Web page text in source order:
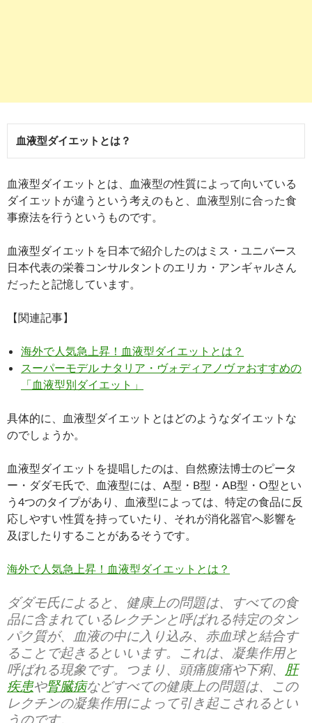
血液型ダイエットとは？
血液型ダイエットとは、血液型の性質によって向いている
ダイエットが違うという考えのもと、血液型別に合った食
事療法を行うというものです。
血液型ダイエットを日本で紹介したのはミス・ユニバース
日本代表の栄養コンサルタントのエリカ・アンギャルさん
だったと記憶しています。
【関連記事】
海外で人気急上昇！血液型ダイエットとは？
スーパーモデル ナタリア・ヴォディアノヴァおすすめの
「血液型別ダイエット」
具体的に、血液型ダイエットとはどのようなダイエットな
のでしょうか。
血液型ダイエットを提唱したのは、自然療法博士のピータ
ー・ダダモ氏で、血液型には、A型・B型・AB型・O型とい
う4つのタイプがあり、血液型によっては、特定の食品に反
応しやすい性質を持っていたり、それが消化器官へ影響を
及ぼしたりすることがあるそうです。
海外で人気急上昇！血液型ダイエットとは？
ダダモ氏によると、健康上の問題は、すべての食
品に含まれているレクチンと呼ばれる特定のタン
パク質が、血液の中に入り込み、赤血球と結合す
ることで起きるといいます。これは、凝集作用と
呼ばれる現象です。つまり、頭痛腹痛や下痢、 肝
疾患や腎臓病などすべての健康上の問題は、この
レクチンの凝集作用によって引き起こされるとい
うのです。